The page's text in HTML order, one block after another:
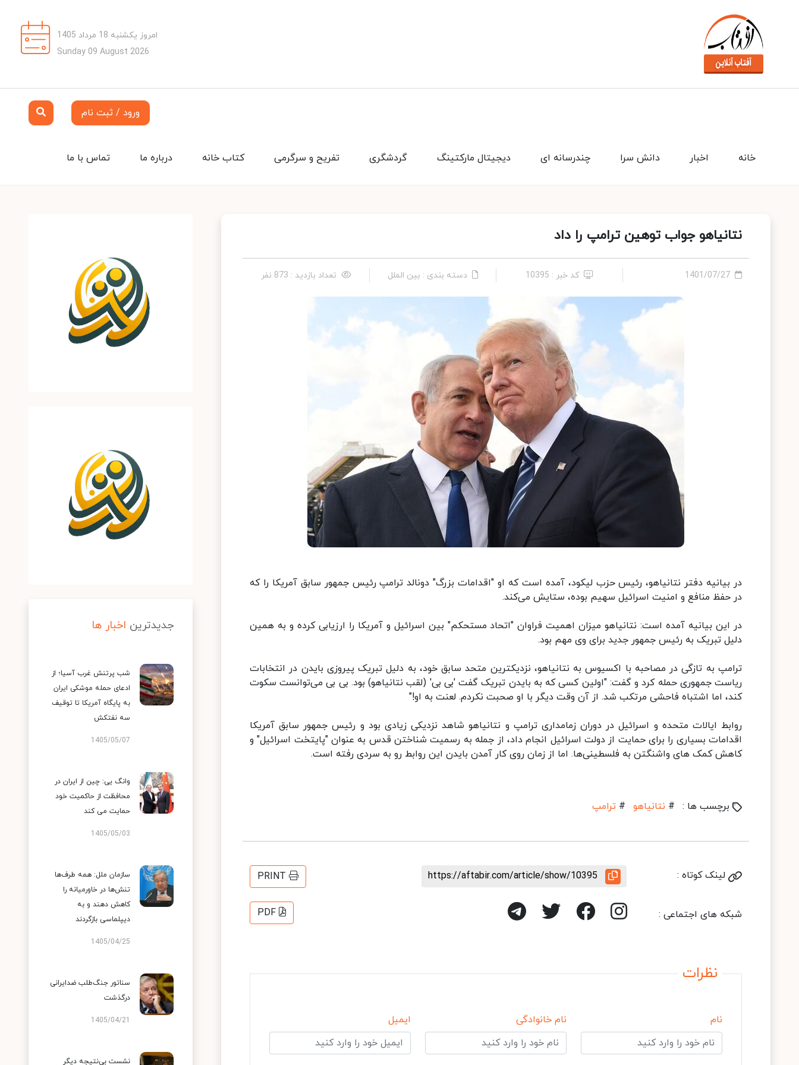
امروز یکشنبه 18 مرداد 1405
Sunday 09 August 2026
ورود / ثبت نام
تماس با ما درباره ما کتاب خانه تفریح و سرگرمی گردشگری دیجیتال مارکتینگ چندرسانه ای دانش سرا اخبار خانه
نتانیاهو جواب توهین ترامپ را داد
1401/07/27 کد خبر : 10395 دسته بندی : بین الملل تعداد بازدید : 873 نفر
در بیانیه دفتر نتانیاهو، رئیس حزب لیکود، آمده است که او "اقدامات بزرگ" دونالد ترامپ رئیس جمهور سابق آمریکا را که
در حفظ منافع و امنیت اسرائیل سهیم بوده، ستایش می‌کند.
در این بیانیه آمده است: نتانیاهو میزان اهمیت فراوان "اتحاد مستحکم" بین اسرائیل و آمریکا را ارزیابی کرده و به همین
دلیل تبریک به رئیس جمهور جدید برای وی مهم بود.
ترامپ به تازگی در مصاحبه با اکسیوس به نتانیاهو، نزدیکترین متحد سابق خود، به دلیل تبریک پیروزی بایدن در انتخابات
ریاست جمهوری حمله کرد و گفت: "اولین کسی که به بایدن تبریک گفت 'بی بی' (لقب نتانیاهو) بود. بی بی می‌توانست سکوت
کند، اما اشتباه فاحشی مرتکب شد. از آن وقت دیگر با او صحبت نکردم. لعنت به او!"
روابط ایالات متحده و اسرائیل در دوران زمامداری ترامپ و نتانیاهو شاهد نزدیکی زیادی بود و رئیس جمهور سابق آمریکا
اقدامات بسیاری را برای حمایت از دولت اسرائیل انجام داد، از جمله به رسمیت شناختن قدس به عنوان "پایتخت اسرائیل" و
کاهش کمک های واشنگتن به فلسطینی‌ها. اما از زمان روی کار آمدن بایدن این روابط رو به سردی رفته است.
برچسب ها : # نتانیاهو # ترامپ
لینک کوتاه : https://aftabir.com/article/show/10395
PRINT
شبکه های اجتماعی : PDF
نظرات
نام نام خانوادگی ایمیل
جدیدترین اخبار ها
شب پرتنش غرب آسیا؛ از
ادعای حمله موشکی ایران
به پایگاه آمریکا تا توقیف
سه نفتکش
1405/05/07
وانگ یی: چین از ایران در
محافظت از حاکمیت خود
حمایت می کند
1405/05/03
سازمان ملل: همه طرف‌ها
تنش‌ها در خاورمیانه را
کاهش دهند و به
دیپلماسی بازگردند
1405/04/25
سناتور جنگ‌طلب ضدایرانی
درگذشت
1405/04/21
نشست بی‌نتیجه دیگر